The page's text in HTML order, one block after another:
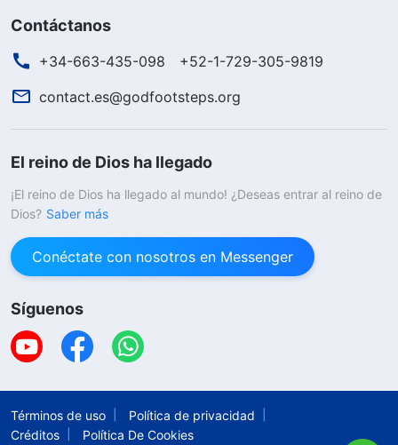
Contáctanos
+34-663-435-098
+52-1-729-305-9819
contact.es@godfootsteps.org
El reino de Dios ha llegado
¡El reino de Dios ha llegado al mundo! ¿Deseas entrar al reino de
Dios? Saber más
Conéctate con nosotros en Messenger
Síguenos
Términos de uso
Política de privacidad
Créditos
Política De Cookies